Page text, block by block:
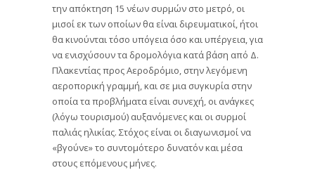
την απόκτηση 15 νέων συρμών στο μετρό, οι
μισοί εκ των οποίων θα είναι διρευματικοί, ήτοι
θα κινούνται τόσο υπόγεια όσο και υπέργεια, για
να ενισχύσουν τα δρομολόγια κατά βάση από Δ.
Πλακεντίας προς Αεροδρόμιο, στην λεγόμενη
αεροπορική γραμμή, και σε μια συγκυρία στην
οποία τα προβλήματα είναι συνεχή, οι ανάγκες
(λόγω τουρισμού) αυξανόμενες και οι συρμοί
παλιάς ηλικίας. Στόχος είναι οι διαγωνισμοί να
«βγούνε» το συντομότερο δυνατόν και μέσα
στους επόμενους μήνες.